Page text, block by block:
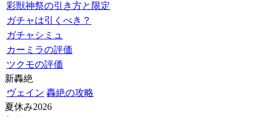
彩獣神祭の引き方と限定
ガチャは引くべき？
ガチャシミュ
カーミラの評価
ツクモの評価
新轟絶
ヴェイン 轟絶の攻略
夏休み2026